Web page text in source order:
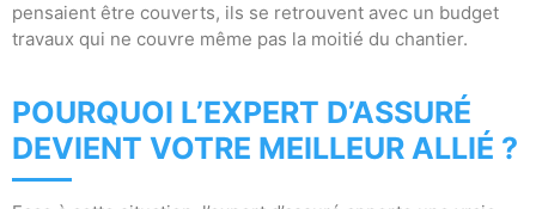
pensaient être couverts, ils se retrouvent avec un budget
travaux qui ne couvre même pas la moitié du chantier.
POURQUOI L’EXPERT D’ASSURÉ
DEVIENT VOTRE MEILLEUR ALLIÉ ?